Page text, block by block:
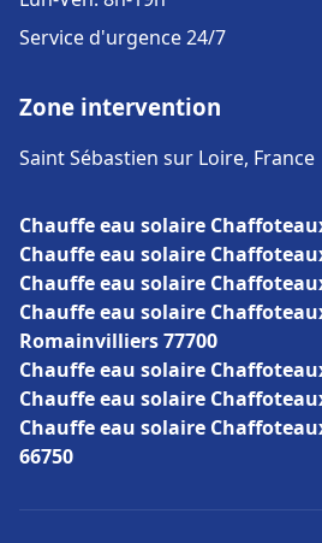
Service d'urgence 24/7
Zone intervention
Saint Sébastien sur Loire, France
Chauffe eau solaire
Chauffe eau solaire
Chauffe eau solaire
Chauffe eau solaire
Romainvilliers 77700
Chauffe eau solaire
Chauffe eau solaire
Chauffe eau solaire
66750